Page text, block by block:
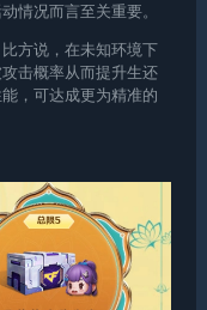
情况而言至关重要。
方说，在未知环境下
击概率从而提升生还
，可达成更为精准的